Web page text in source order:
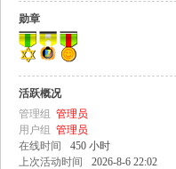
勋章
活跃概况
管理组 管理员
用户组 管理员
在线时间
450 小时
上次活动时间
2026-8-6 22:02